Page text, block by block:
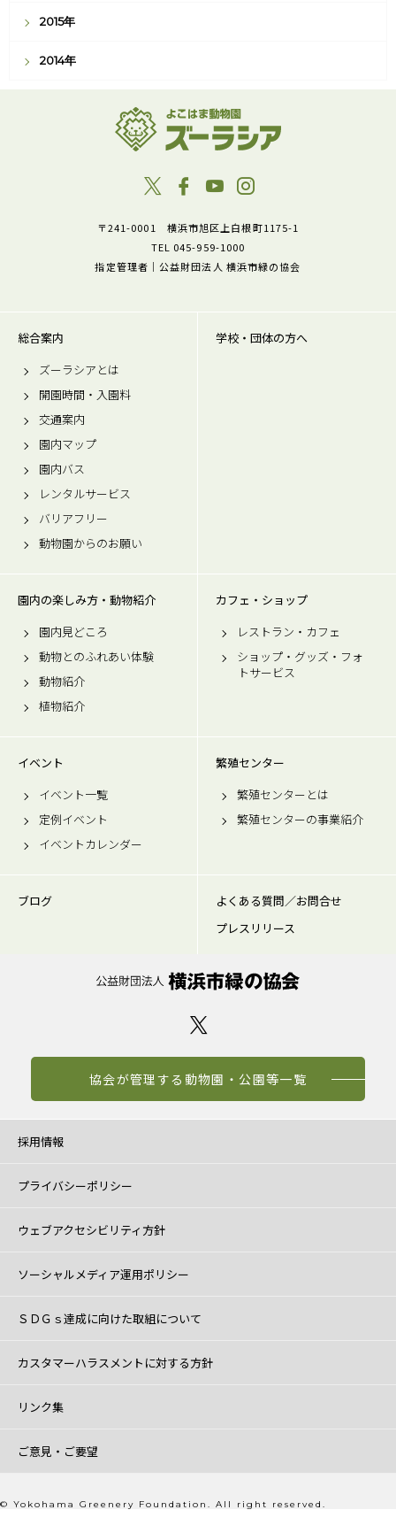
2015年
2014年
〒241-0001 横浜市旭区上白根町1175-1
TEL 045-959-1000
指定管理者｜公益財団法人 横浜市緑の協会
総合案内
ズーラシアとは
開園時間・入園料
交通案内
園内マップ
園内バス
レンタルサービス
バリアフリー
動物園からのお願い
学校・団体の方へ
園内の楽しみ方・動物紹介
園内見どころ
動物とのふれあい体験
動物紹介
植物紹介
カフェ・ショップ
レストラン・カフェ
ショップ・グッズ・フォ
トサービス
イベント
イベント一覧
定例イベント
イベントカレンダー
繁殖センター
繁殖センターとは
繁殖センターの事業紹介
ブログ
よくある質問／お問合せ
プレスリリース
協会が管理する動物園・公園等一覧
採用情報
プライバシーポリシー
ウェブアクセシビリティ方針
ソーシャルメディア運用ポリシー
ＳＤＧｓ達成に向けた取組について
カスタマーハラスメントに対する方針
リンク集
ご意見・ご要望
© Yokohama Greenery Foundation. All right reserved.